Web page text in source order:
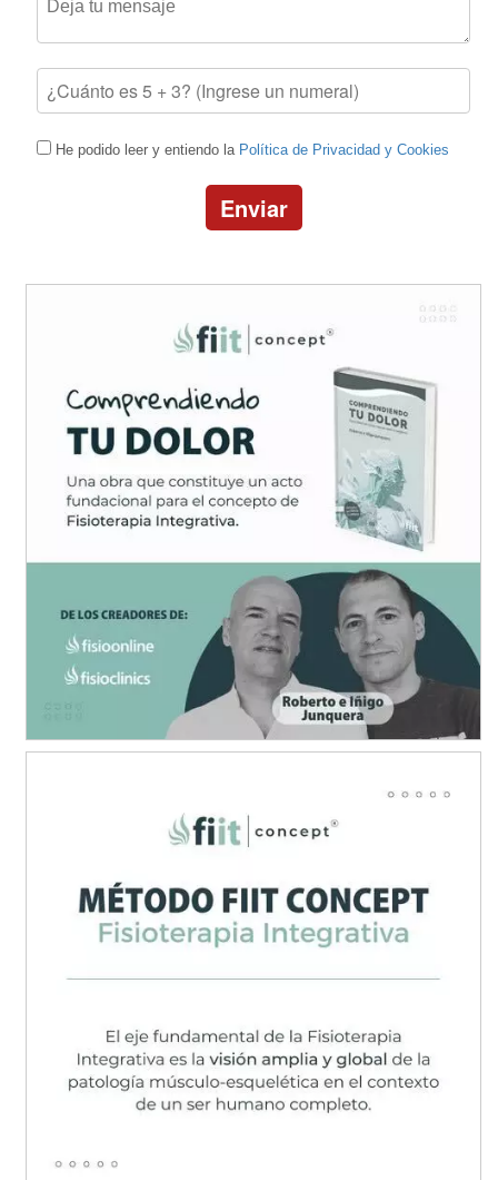
He podido leer y entiendo la Política de Privacidad y Cookies
Enviar